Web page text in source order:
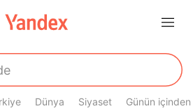
Dünya Siyaset Günün içinden